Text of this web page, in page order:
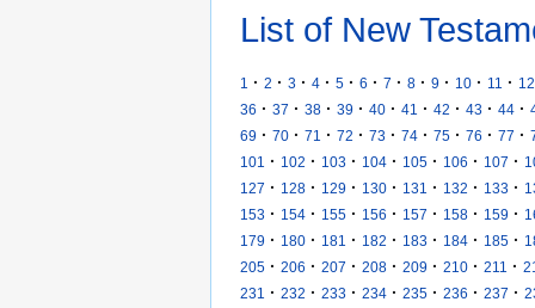
List of New
1 · 2 · 3 · 4 · 5 · 6 · 7 · 8 · 9 · 10 · 11 · 12
36 · 37 · 38 · 39 · 40 · 41 · 42 · 43 · 44 ·
69 · 70 · 71 · 72 · 73 · 74 · 75 · 76 · 77 ·
101
· 102 · 103 · 104 · 105 · 106 · 107 ·
127 · 128 · 129 · 130 · 131 · 132 · 133 ·
153 · 154 · 155 · 156 · 157 · 158 · 159 ·
179 · 180 · 181 · 182 · 183 · 184 · 185 ·
205 · 206 · 207 · 208 · 209 · 210 · 211 ·
231
· 232 · 233 · 234 · 235 · 236 · 237 ·